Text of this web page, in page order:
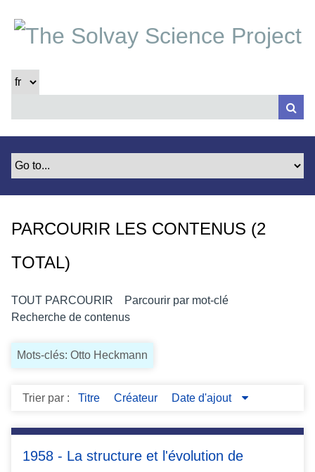
t
PARCOURIR LES CONTENUS (2
TOTAL)
TOUT PARCOURIR
Parcourir par mot-clé
Recherche de contenus
Mots-clés: Otto Heckmann
Trier par : Titre Créateur Date d'ajout
1958 - La structure et l'évolution de